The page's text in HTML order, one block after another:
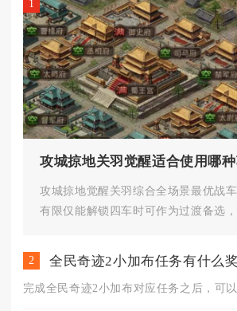
1
攻城掠地关羽觉醒适合使用哪
攻城掠地觉醒关羽综合全场景最优战
有限仅能解锁四车时可作为过渡备选，
2 全民奇迹2小加布任务有什么